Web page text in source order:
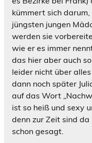
kümmert sich
jüngsten jungen
werden sie
wie er es immer
das hier aber auch
leider nicht über
dann noch später
auf das Wort
ist so heiß und sexy
denn zur Zeit sind
schon gesagt.